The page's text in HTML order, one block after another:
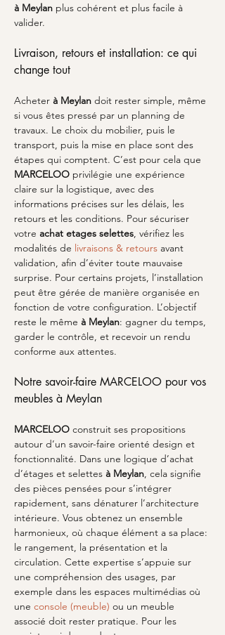
à Meylan plus cohérent et plus facile à
valider.
Livraison, retours et installation: ce qui
change tout
Acheter à Meylan doit rester simple, même
si vous êtes pressé par un planning de
travaux. Le choix du mobilier, puis le
transport, puis la mise en place sont des
étapes qui comptent. C’est pour cela que
MARCELOO privilégie une expérience
claire sur la logistique, avec des
informations précises sur les délais, les
retours et les conditions. Pour sécuriser
votre achat etages selettes, vérifiez les
modalités de livraisons & retours avant
validation, afin d’éviter toute mauvaise
surprise. Pour certains projets, l’installation
peut être gérée de manière organisée en
fonction de votre configuration. L’objectif
reste le même à Meylan: gagner du temps,
garder le contrôle, et recevoir un rendu
conforme aux attentes.
Notre savoir-faire MARCELOO pour vos
meubles à Meylan
MARCELOO construit ses propositions
autour d’un savoir-faire orienté design et
fonctionnalité. Dans une logique d’achat
d’étages et selettes à Meylan, cela signifie
des pièces pensées pour s’intégrer
rapidement, sans dénaturer l’architecture
intérieure. Vous obtenez un ensemble
harmonieux, où chaque élément a sa place:
le rangement, la présentation et la
circulation. Cette expertise s’appuie sur
une compréhension des usages, par
exemple dans les espaces multimédias où
une console (meuble) ou un meuble
associé doit rester pratique. Pour les